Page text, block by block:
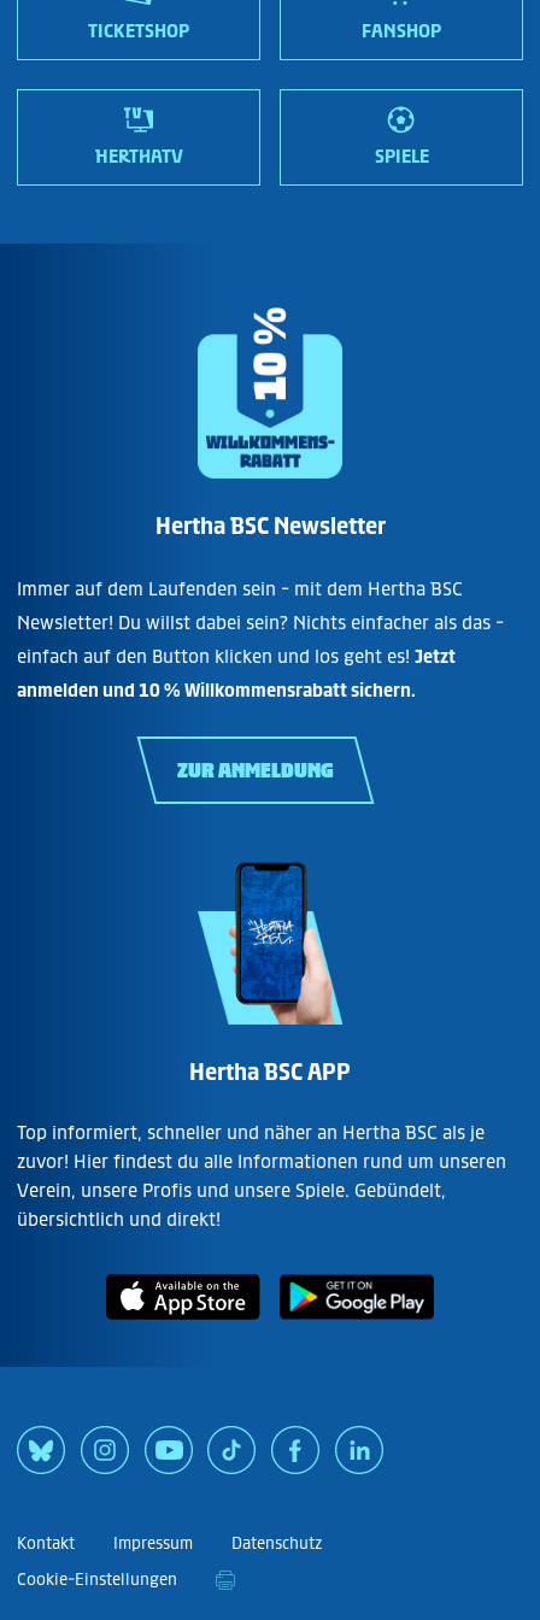
Wir sind Hertha!
TICKETSHOP FANSHOP
HERTHATV SPIELE
Hertha BSC Newsletter
Immer auf dem Laufenden sein - mit dem Hertha BSC
Newsletter! Du willst dabei sein? Nichts einfacher als das -
einfach auf den Button klicken und los geht es! Jetzt
anmelden und 10 % Willkommensrabatt sichern.
ZUR ANMELDUNG
Hertha BSC APP
Top informiert, schneller und näher an Hertha BSC als je
zuvor! Hier findest du alle Informationen rund um unseren
Verein, unsere Profis und unsere Spiele. Gebündelt,
übersichtlich und direkt!
Kontakt Impressum
Datenschutz
Cookie-Einstellungen